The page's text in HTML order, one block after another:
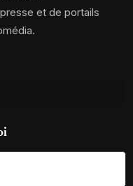
et de portails